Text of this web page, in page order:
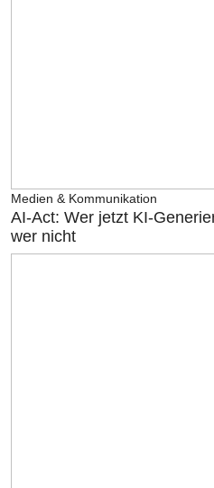
Medien & Kommunikation
AI-Act: Wer jetzt KI-
wer nicht